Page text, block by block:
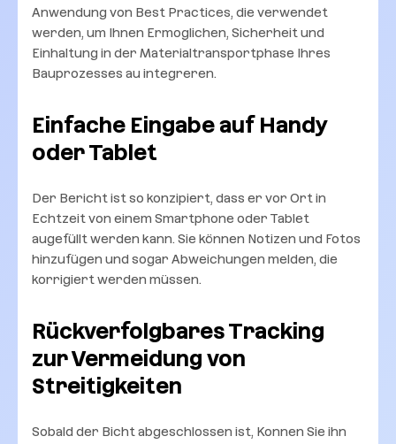
Anwendung von Best Practices, die verwendet
werden, um Ihnen Ermoglichen, Sicherheit und
Einhaltung in der Materialtransportphase Ihres
Bauprozesses au integreren.
Einfache Eingabe auf Handy
oder Tablet
Der Bericht ist so konzipiert, dass er vor Ort in
Echtzeit von einem Smartphone oder Tablet
augefüllt werden kann. Sie können Notizen und Fotos
hinzufügen und sogar Abweichungen melden, die
korrigiert werden müssen.
Rückverfolgbares Tracking
zur Vermeidung von
Streitigkeiten
Sobald der Bicht abgeschlossen ist, Konnen Sie ihn